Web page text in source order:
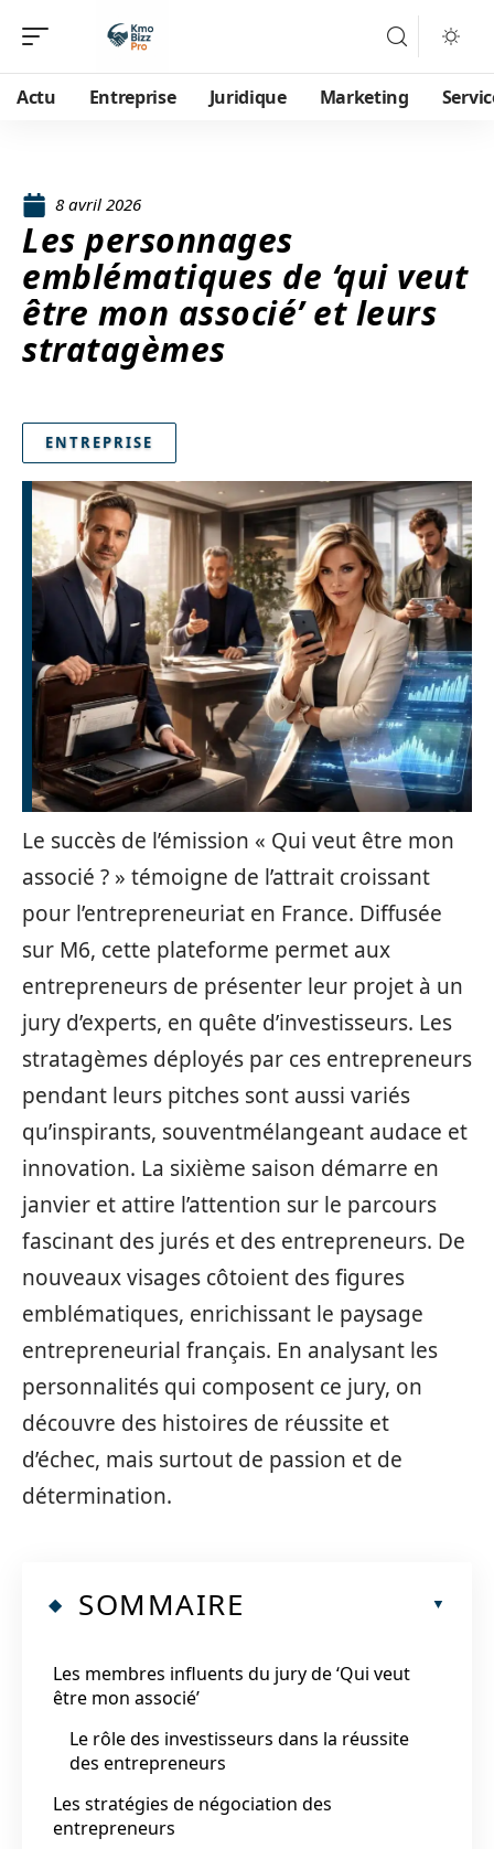
Actu Entreprise Juridique Marketing
8 avril 2026
Les personnages
emblématiques de ‘qui veut
être mon associé’ et leurs
stratagèmes
ENTREPRISE
Le succès de l’émission « Qui veut être mon
associé ? » témoigne de l’attrait croissant
pour l’entrepreneuriat en France. Diffusée
sur M6, cette plateforme permet aux
entrepreneurs de présenter leur projet à un
jury d’experts, en quête d’investisseurs. Les
stratagèmes déployés par ces entrepreneurs
pendant leurs pitches sont aussi variés
qu’inspirants, souventmélangeant audace et
innovation. La sixième saison démarre en
janvier et attire l’attention sur le parcours
fascinant des jurés et des entrepreneurs. De
nouveaux visages côtoient des figures
emblématiques, enrichissant le paysage
entrepreneurial français. En analysant les
personnalités qui composent ce jury, on
découvre des histoires de réussite et
d’échec, mais surtout de passion et de
détermination.
SOMMAIRE
Les membres influents du jury de ‘Qui veut
être mon associé’
Le rôle des investisseurs dans la réussite
des entrepreneurs
Les stratégies de négociation des
entrepreneurs